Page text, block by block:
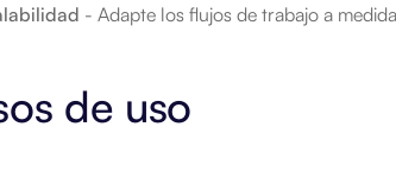
- Adapte los flujos de trabajo a
de uso